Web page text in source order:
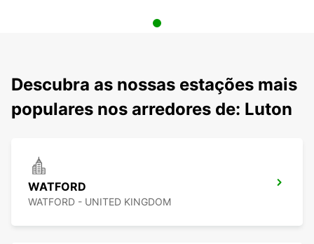
Descubra as nossas estações mais
populares nos arredores de: Luton
WATFORD
WATFORD - UNITED KINGDOM